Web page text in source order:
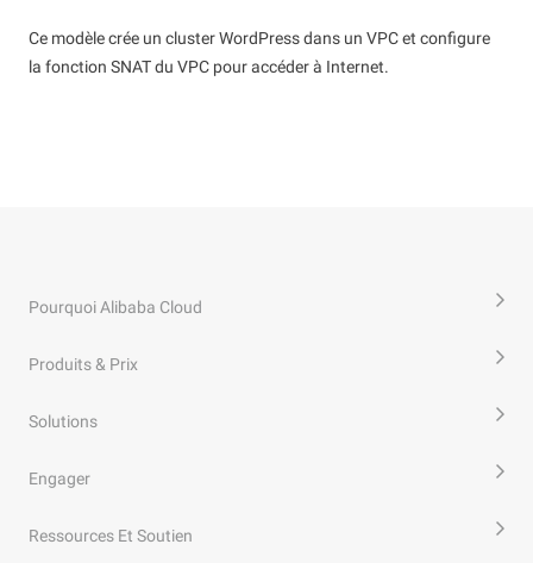
Ce modèle crée un cluster WordPress dans un VPC et configure
la fonction SNAT du VPC pour accéder à Internet.
Pourquoi Alibaba Cloud
Produits & Prix
Solutions
Engager
Ressources Et Soutien